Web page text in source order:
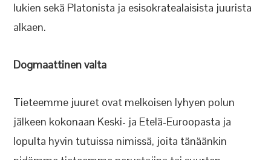
lukien sekä Platonista ja esisokratealaisista juurista
alkaen.
Dogmaattinen valta
Tieteemme juuret ovat melkoisen lyhyen polun
jälkeen kokonaan Keski- ja Etelä-Euroopasta ja
lopulta hyvin tutuissa nimissä, joita tänäänkin